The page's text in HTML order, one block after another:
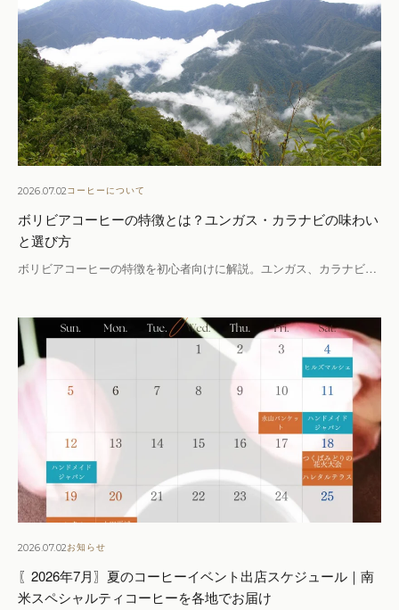
2026.07.02コーヒーについて
ボリビアコーヒーの特徴とは？ユンガス・カラナビの味わい
と選び方
ボリビアコーヒーの特徴を初心者向けに解説。ユンガス、カラナビ…
2026.07.02お知らせ
〖2026年7月〗夏のコーヒーイベント出店スケジュール｜南
米スペシャルティコーヒーを各地でお届け